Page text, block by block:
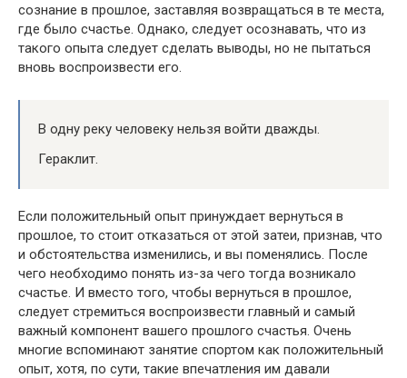
сознание в прошлое, заставляя возвращаться в те места,
где было счастье. Однако, следует осознавать, что из
такого опыта следует сделать выводы, но не пытаться
вновь воспроизвести его.
В одну реку человеку нельзя войти дважды.
Гераклит.
Если положительный опыт принуждает вернуться в
прошлое, то стоит отказаться от этой затеи, признав, что
и обстоятельства изменились, и вы поменялись. После
чего необходимо понять из-за чего тогда возникало
счастье. И вместо того, чтобы вернуться в прошлое,
следует стремиться воспроизвести главный и самый
важный компонент вашего прошлого счастья. Очень
многие вспоминают занятие спортом как положительный
опыт, хотя, по сути, такие впечатления им давали